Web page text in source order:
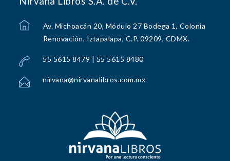
Av. Michoacán 20, Módulo 27 Bodega 1, Colonia
Renovación, Iztapalapa, C.P. 09209, CDMX.
55 5615 8479 | 55 5615 8480
nirvana@nirvanalibros.com.mx